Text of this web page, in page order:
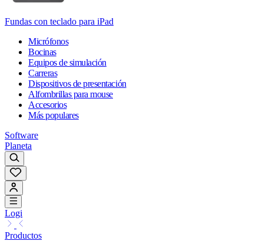
Fundas con teclado para iPad
Micrófonos
Bocinas
Equipos de simulación
Carreras
Dispositivos de presentación
Alfombrillas para mouse
Accesorios
Más populares
Software
Planeta
Logi
Productos